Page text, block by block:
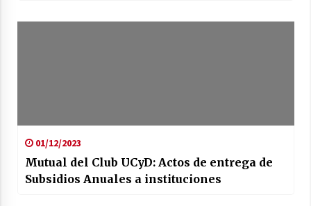
01/12/2023
Mutual del Club UCyD: Actos de entrega de
Subsidios Anuales a instituciones